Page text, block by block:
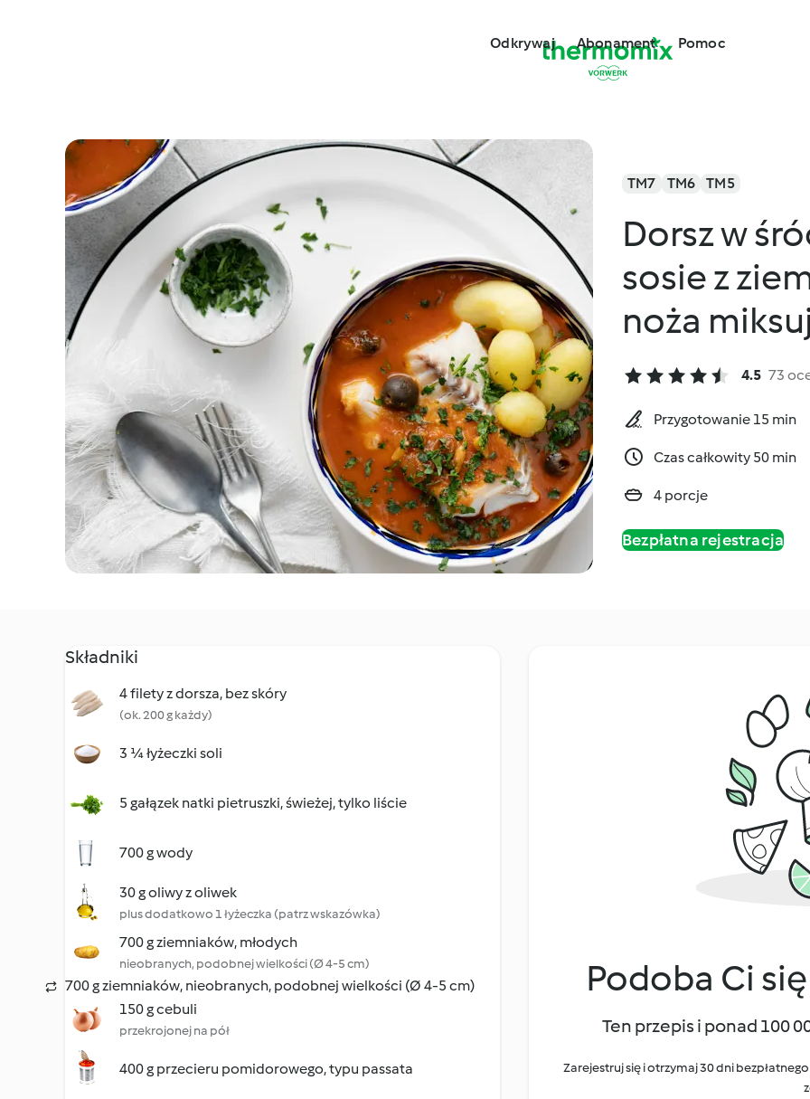
Odkrywaj Abonament Pomoc
TM7 TM6 TM5
Dorsz w
sosie z
noża
4.5 73
Przygotowanie 15 min
Czas całkowity 50 min
4 porcje
Bezpłatna rejestracja
Składniki
4 filety z dorsza, bez skóry
(ok. 200 g każdy)
3 ¼ łyżeczki soli
5 gałązek natki pietruszki, świeżej, tylko liście
700 g wody
30 g oliwy z oliwek
plus dodatkowo 1 łyżeczka (patrz wskazówka)
700 g ziemniaków, młodych
nieobranych, podobnej wielkości (Ø 4-5 cm)
700 g ziemniaków, nieobranych, podobnej wielkości (Ø 4-5 cm)
150 g cebuli
przekrojonej na pół
400 g przecieru pomidorowego, typu passata
Podoba Ci
Ten przepis i ponad 100
Zarejestruj się i otrzymaj 30 dni